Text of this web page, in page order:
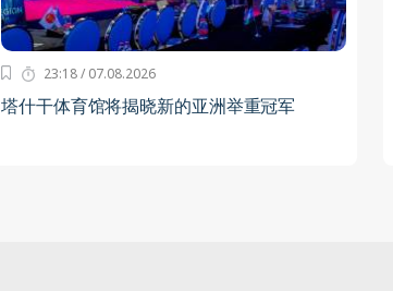
23:18 / 07.08.2026
塔什干体育馆将揭晓新的亚洲举重冠军